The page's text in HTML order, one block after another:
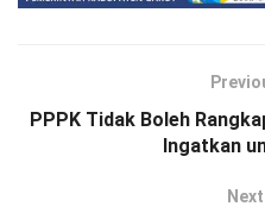
PPPK Tidak Boleh
Ingatkan